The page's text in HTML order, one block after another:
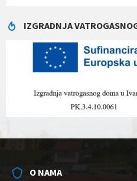
IZGRADNJA
O NAMA